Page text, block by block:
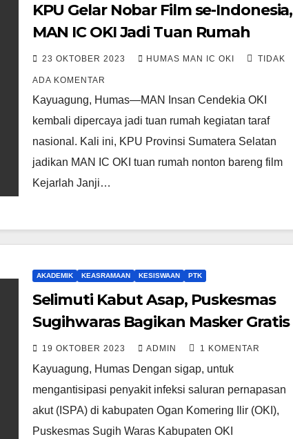
KPU Gelar Nobar Film se-Indonesia,
MAN IC OKI Jadi Tuan Rumah
23 OKTOBER 2023 HUMAS MAN IC OKI TIDAK
ADA KOMENTAR
Kayuagung, Humas—MAN Insan Cendekia OKI
kembali dipercaya jadi tuan rumah kegiatan taraf
nasional. Kali ini, KPU Provinsi Sumatera Selatan
jadikan MAN IC OKI tuan rumah nonton bareng film
Kejarlah Janji…
AKADEMIK KEASRAMAAN KESISWAAN PTK
Selimuti Kabut Asap, Puskesmas
Sugihwaras Bagikan Masker Gratis
19 OKTOBER 2023 ADMIN 1 KOMENTAR
Kayuagung, Humas Dengan sigap, untuk
mengantisipasi penyakit infeksi saluran pernapasan
akut (ISPA) di kabupaten Ogan Komering Ilir (OKI),
Puskesmas Sugih Waras Kabupaten OKI